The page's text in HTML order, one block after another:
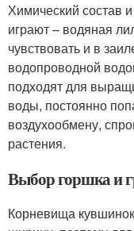
Химический состав
играют – водяная
чувствовать и в
водопроводной
подходят для
воды, постоянно
воздухообмену,
растения.
Выбор горшка и
Корневища